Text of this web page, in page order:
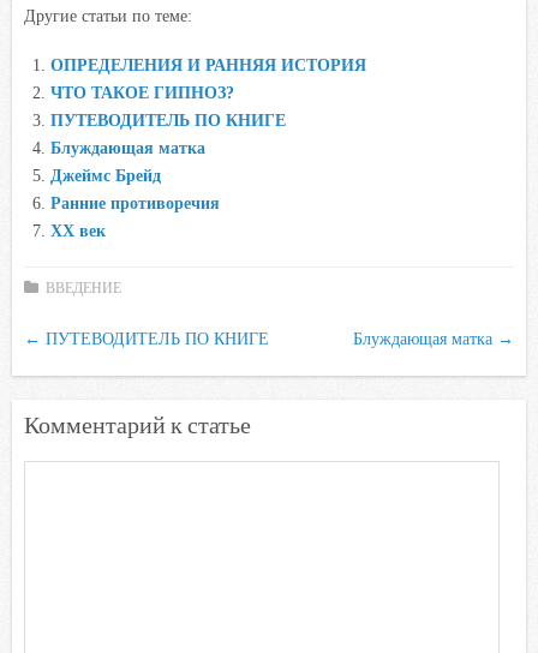
c
b
o
o
k
i
t
e
r
a
s
A
p
.
R
l
i
Другие статьи по теме:
ОПРЕДЕЛЕНИЯ И РАННЯЯ ИСТОРИЯ
ЧТО ТАКОЕ ГИПНОЗ?
ПУТЕВОДИТЕЛЬ ПО КНИГЕ
Блуждающая матка
Джеймс Брейд
Ранние противоречия
XX век
ВВЕДЕНИЕ
← ПУТЕВОДИТЕЛЬ ПО КНИГЕ Блуждающая матка →
Комментарий к статье